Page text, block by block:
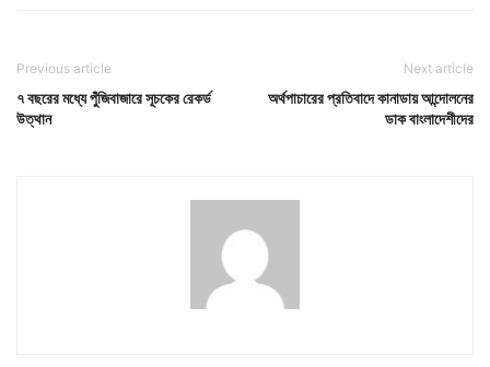
Previous article
৭ বছরের মধ্যে পুঁজিবাজারে সূচকের রেকর্ড
উত্থান
Next article
অর্থপাচারের প্রতিবাদে কানাডায় আন্দোলনের
ডাক বাংলাদেশীদের